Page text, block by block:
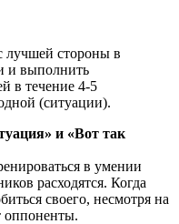
лучшей стороны в
и выполнить
в течение 4-5
(ситуации).
и «Вот так
в умении
расходятся. Когда
своего, несмотря на
оппоненты.